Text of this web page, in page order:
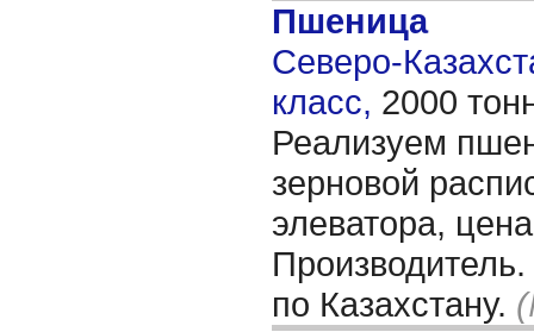
Пшеница
Северо-
класс, 2000
Реализуем
зерновой
элеватора,
по Казахстану.